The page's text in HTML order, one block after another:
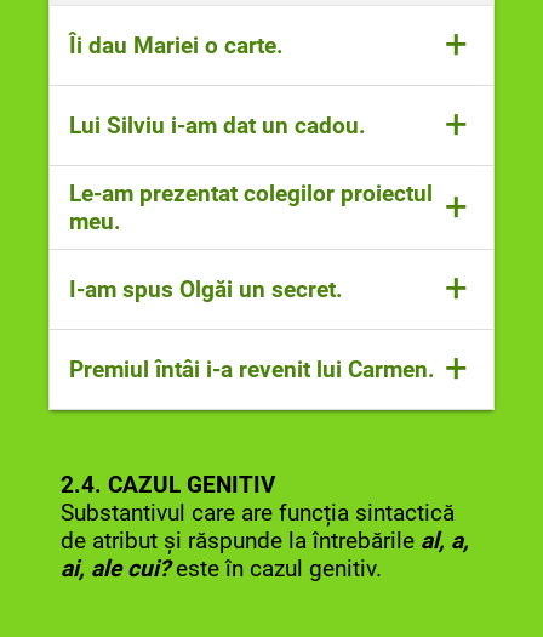
Îi dau Mariei o carte. +
Substantivul Mariei
are funcția
sintactică de complement indirect.
Acesta este precedat de forma clitică a
pronumelui personal care are funcția
tot de complement indirect.
Lui Silviu i-am dat un cadou. +
Substantivullui Silviuare funcția
sintactică de complement indirect și
este repetat de forma clitică a
pronumelui personal.
Le-am prezentat colegilor proiectul
meu.
+
Substantivul colegilor
are funcția de
complement indirect.
I-am spus Olgăi un secret. +
Substantivul Olgăi
are funcția de
complement indirect.
Premiul întâi i-a revenit lui Carmen. +
2.4. CAZUL GENITIV
Substantivul care are funcția sintactică
de atribut și răspunde la întrebările al, a,
ai, ale cui?este în cazul genitiv.